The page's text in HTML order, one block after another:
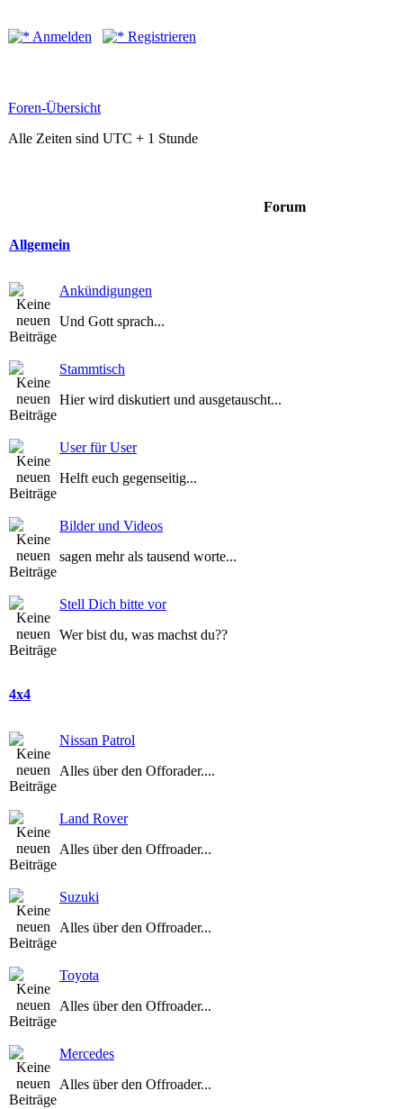
Anmelden Registrieren
Foren-Übersicht
Alle Zeiten sind UTC + 1 Stunde
Forum
Allgemein
Ankündigungen
Und Gott sprach...
Stammtisch
Hier wird diskutiert und ausgetauscht...
User für User
Helft euch gegenseitig...
Bilder und Videos
sagen mehr als tausend worte...
Stell Dich bitte vor
Wer bist du, was machst du??
4x4
Nissan Patrol
Alles über den Offorader....
Land Rover
Alles über den Offroader...
Suzuki
Alles über den Offroader...
Toyota
Alles über den Offroader...
Mercedes
Alles über den Offroader...